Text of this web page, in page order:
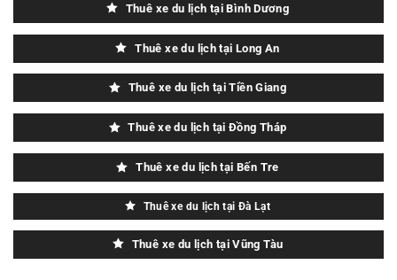
Thuê xe du lịch tại Bình Dương
Thuê xe du lịch tại Long An
Thuê xe du lịch tại Tiền Giang
Thuê xe du lịch tại Đồng Tháp
Thuê xe du lịch tại Bến Tre
Thuê xe du lịch tại Đà Lạt
Thuê xe du lịch tại Vũng Tàu